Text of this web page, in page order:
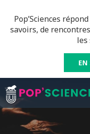
Pop’Sciences
savoirs, de
les
EN